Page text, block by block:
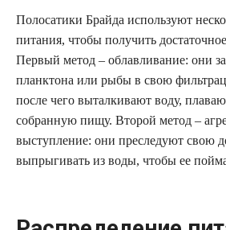
Полосатики Брайда используют
питания, чтобы получить
Первый метод – облавливание: они
планктона или рыбы в свою
после чего выталкивают воду,
собранную пищу. Второй метод –
выступление: они преследуют свою
выпрыгивать из воды, чтобы ее